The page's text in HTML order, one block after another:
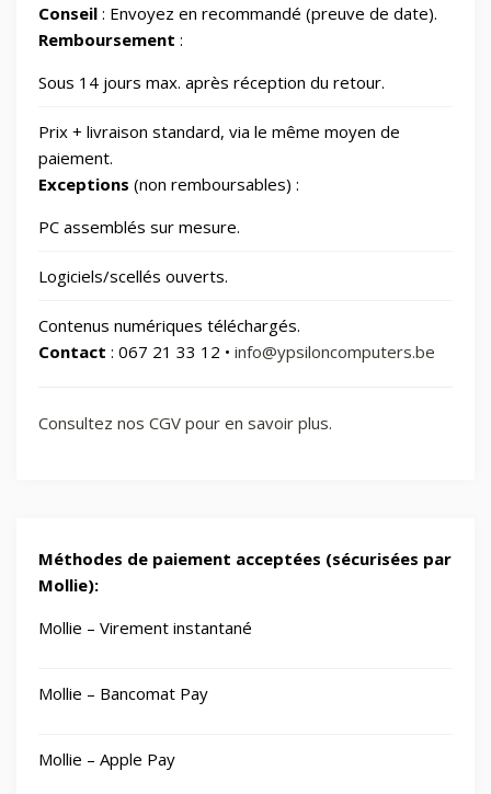
📂 Santé et beauté 65
🏠 Smart Home/Lighting/Lighting fixtures
Smartphones & Tablets
📂 Vélos & Trottinettes
Conseil : Envoyez en recommandé (preuve de date).
Remboursement :
Sous 14 jours max. après réception du retour.
Prix + livraison standard, via le même moyen de
paiement.
Exceptions (non remboursables) :
PC assemblés sur mesure.
Logiciels/scellés ouverts.
Contenus numériques téléchargés.
Contact : 067 21 33 12 • info@ypsiloncomputers.be
Consultez nos CGV pour en savoir plus.
Méthodes de paiement acceptées (sécurisées par
Mollie):
Mollie – Virement instantané
Mollie – Bancomat Pay
Mollie – Apple Pay